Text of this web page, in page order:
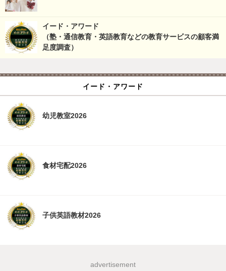
イード・アワード
（塾・通信教育・英語教育などの教育サービスの顧客満
足度調査）
イード・アワード
幼児教室2026
食材宅配2026
子供英語教材2026
advertisement